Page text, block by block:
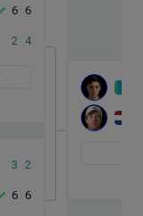
6 6
2 4
3 2
6 6